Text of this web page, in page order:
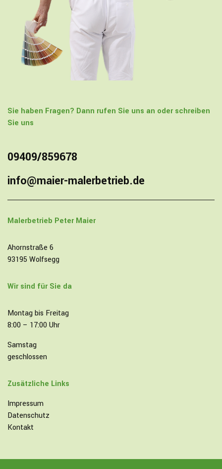
Sie haben Fragen? Dann rufen Sie uns an oder schreiben
Sie uns
09409/859678
info@maier-malerbetrieb.de
Malerbetrieb Peter Maier
Ahornstraße 6
93195 Wolfsegg
Wir sind für Sie da
Montag bis Freitag
8:00 – 17:00 Uhr
Samstag
geschlossen
Zusätzliche Links
Impressum
Datenschutz
Kontakt